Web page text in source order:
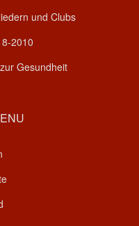
und Clubs
2010
Gesundheit